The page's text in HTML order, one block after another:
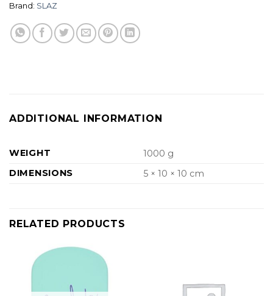
Brand: SLAZ
ADDITIONAL INFORMATION
WEIGHT
1000 g
DIMENSIONS
5 × 10 × 10 cm
RELATED PRODUCTS